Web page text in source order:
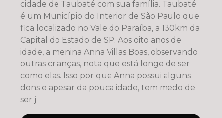
cidade de Taubaté com sua família. Taubaté
é um Município do Interior de São Paulo que
fica localizado no Vale do Paraíba, a 130km da
Capital do Estado de SP. Aos oito anos de
idade, a menina Anna Villas Boas, observando
outras crianças, nota que está longe de ser
como elas. Isso por que Anna possui alguns
dons e apesar da pouca idade, tem medo de
ser j